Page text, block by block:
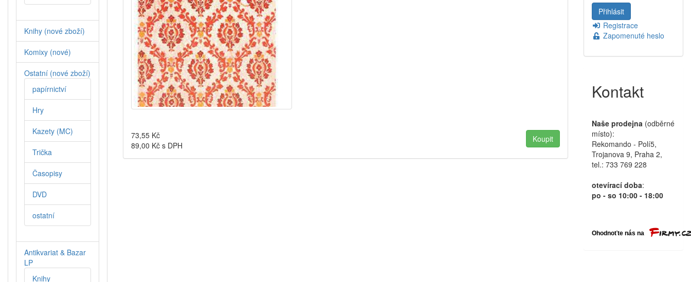
73,55 Kč
89,00 Kč s DPH
Knihy (nové zboží)
Komixy (nové)
Ostatní (nové zboží)
papírnictví
Hry
Kazety (MC)
Trička
Časopisy
DVD
ostatní
Antikvariat & Bazar
LP
Knihy
Registrace
Zapomenuté heslo
Kontakt
Naše prodejna (odběrné
místo):
Rekomando - Polí5,
Trojanova 9, Praha 2,
tel.: 733 769 228
otevírací doba:
po - so 10:00 - 18:00